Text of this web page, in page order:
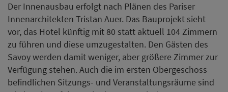
Der Innenausbau erfolgt nach Plänen des Pariser
Innenarchitekten Tristan Auer. Das Bauprojekt sieht
vor, das Hotel künftig mit 80 statt aktuell 104 Zimmern
zu führen und diese umzugestalten. Den Gästen des
Savoy werden damit weniger, aber größere Zimmer zur
Verfügung stehen. Auch die im ersten Obergeschoss
befindlichen Sitzungs- und Veranstaltungsräume sind